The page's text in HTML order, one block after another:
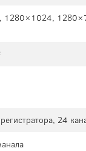
24